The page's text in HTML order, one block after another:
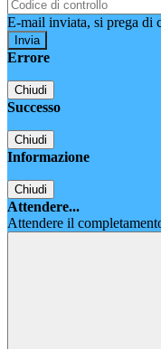
E-mail inviata, si prega di
Errore
Chiudi
Successo
Chiudi
Informazione
Chiudi
Attendere...
Attendere il